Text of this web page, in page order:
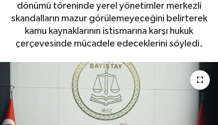
dönümü töreninde yerel yönetimler merkezli
skandalların mazur görülemeyeceğini belirterek
kamu kaynaklarının istismarına karşı hukuk
çerçevesinde mücadele edeceklerini söyledi.